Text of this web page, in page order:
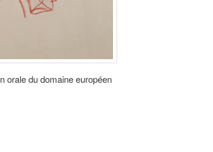
orale du domaine européen